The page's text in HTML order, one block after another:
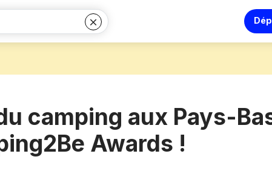
camping aux Pays-
Awards !